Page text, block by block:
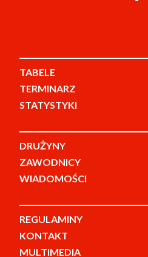
TABELE
TERMINARZ
STATYSTYKI
DRUŻYNY
ZAWODNICY
WIADOMOŚCI
REGULAMINY
KONTAKT
MULTIMEDIA